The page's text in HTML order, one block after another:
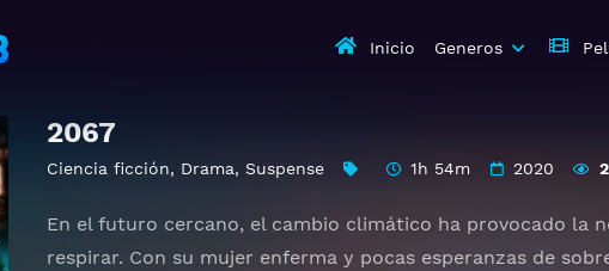
Inicio Generos
2067
Ciencia ficción, Drama, Suspense 1h 54m 2020
En el futuro cercano, el cambio climático ha provocado la
respirar. Con su mujer enferma y pocas esperanzas de